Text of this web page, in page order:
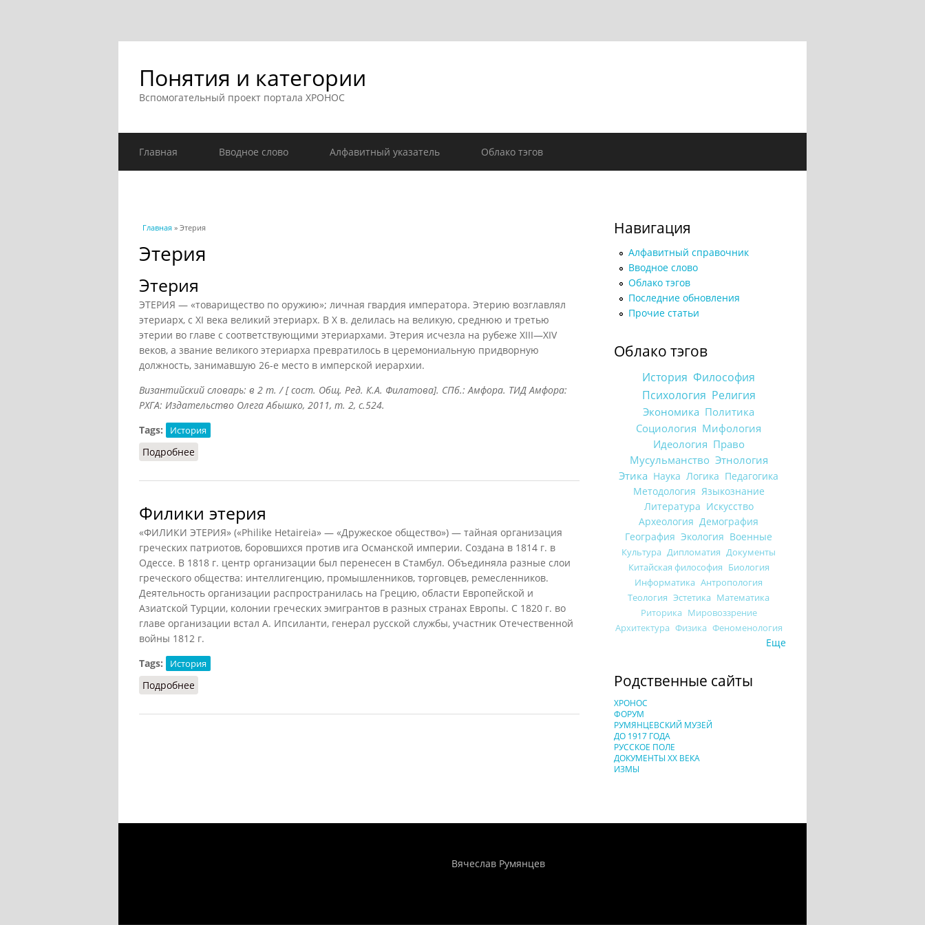
Понятия и категории
Вспомогательный проект портала ХРОНОС
Главная Вводное слово Алфавитный указатель Облако тэгов
Вы здесь
Главная » Этерия
Этерия
Этерия
ЭТЕРИЯ — «товарищество по оружию»; личная гвардия императора. Этерию возглавлял
этериарх, с XI века великий этериарх. В X в. делилась на великую, среднюю и третью
этерии во главе с соответствующими этериархами. Этерия исчезла на рубеже XIII—XIV
веков, а звание великого этериарха превратилось в церемониальную придворную
должность, занимавшую 26-е место в имперской иерархии.
Византийский словарь: в 2 т. / [ сост. Общ. Ред. К.А. Филатова]. СПб.: Амфора. ТИД Амфора:
РХГА: Издательство Олега Абышко, 2011, т. 2, с.524.
Tags:
История
Подробнее
Филики этерия
«ФИЛИКИ ЭТЕРИЯ» («Philike Hetaireia» — «Дружеское общество») — тайная организация
греческих патриотов, боровшихся против ига Османской империи. Создана в 1814 г. в
Одессе. В 1818 г. центр организации был перенесен в Стамбул. Объединяла разные слои
греческого общества: интеллигенцию, промышленников, торговцев, ремесленников.
Деятельность организации распространилась на Грецию, области Европейской и
Азиатской Турции, колонии греческих эмигрантов в разных странах Европы. С 1820 г. во
главе организации встал А. Ипсиланти, генерал русской службы, участник Отечественной
войны 1812 г.
Tags:
История
Подробнее
Навигация
Алфавитный справочник
Вводное слово
Облако тэгов
Последние обновления
Прочие статьи
Облако тэгов
История Философия
Психология Религия
Экономика Политика
Социология Мифология
Идеология Право
Мусульманство Этнология
Этика Наука Логика Педагогика
Методология Языкознание
Литература Искусство
Археология Демография
География Экология Военные
Культура Дипломатия Документы
Китайская философия Биология
Информатика Антропология
Теология Эстетика Математика
Риторика Мировоззрение
Архитектура Физика Феноменология
Еще
Родственные сайты
ХРОНОС
ФОРУМ
РУМЯНЦЕВСКИЙ МУЗЕЙ
ДО 1917 ГОДА
РУССКОЕ ПОЛЕ
ДОКУМЕНТЫ XX ВЕКА
ИЗМЫ
Вячеслав Румянцев